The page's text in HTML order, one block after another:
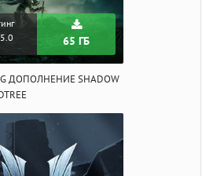
65 ГБ
ДОПОЛНЕНИЕ SHADOW